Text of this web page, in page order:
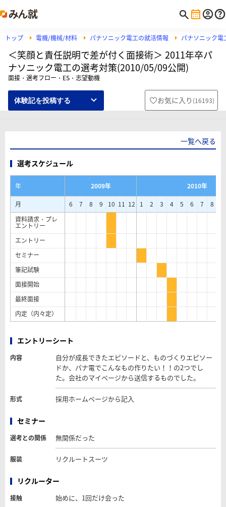
トップ 電機/機械/材料 パナソニック電工の就活情報 パナソニック
＜笑顔と責任説明で差が付く面接術＞ 2011年卒パ
ナソニック電工の選考対策(2010/05/09公開)
面接・選考フロー・ES・志望動機
体験記を投稿する お気に入り (16193)
一覧へ戻る
選考スケジュール
年 2009年
2010年
月
6 7 8 9 10 11 12 1 2 3 4 5 6 7 8
資料請求・プレ
エントリー
エントリー
セミナー
筆記試験
面接開始
最終面接
内定（内々定）
エントリーシート
内容
自分が成長できたエピソードと、ものづくりエピソー
ドか、パナ電でこんなもの作りたい！！の2つでし
た。会社のマイページから送信するものでした。
形式 採用ホームページから記入
セミナー
選考との関係 無関係だった
服装 リクルートスーツ
リクルーター
接触 始めに、1回だけ会った